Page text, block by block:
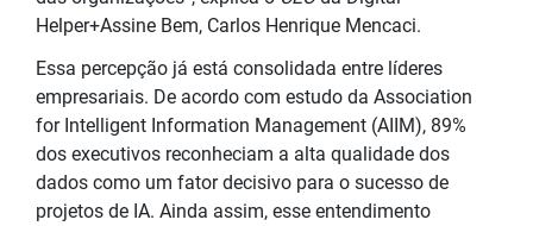
Helper+Assine Bem, Carlos Henrique Mencaci.
Essa percepção já está consolidada entre líderes
empresariais. De acordo com estudo da Association
for Intelligent Information Management (AIIM), 89%
dos executivos reconheciam a alta qualidade dos
dados como um fator decisivo para o sucesso de
projetos de IA. Ainda assim, esse entendimento